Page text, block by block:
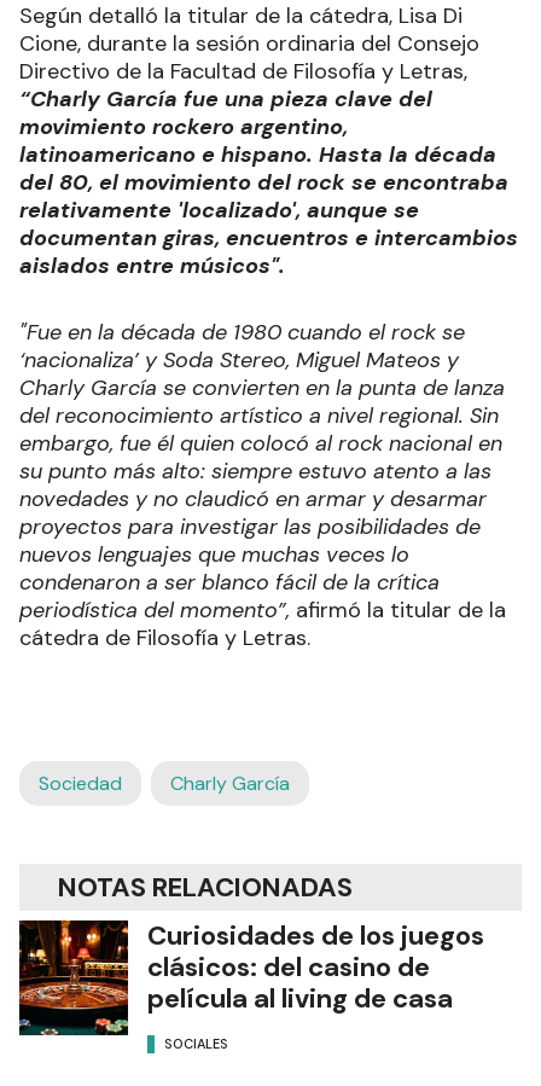
Según detalló la titular de la cátedra, Lisa Di
Cione, durante la sesión ordinaria del Consejo
Directivo de la Facultad de Filosofía y Letras,
“Charly García fue una pieza clave del
movimiento rockero argentino,
latinoamericano e hispano. Hasta la década
del 80, el movimiento del rock se encontraba
relativamente 'localizado', aunque se
documentan giras, encuentros e intercambios
aislados entre músicos".
"Fue en la década de 1980 cuando el rock se
‘nacionaliza’ y Soda Stereo, Miguel Mateos y
Charly García se convierten en la punta de lanza
del reconocimiento artístico a nivel regional. Sin
embargo, fue él quien colocó al rock nacional en
su punto más alto: siempre estuvo atento a las
novedades y no claudicó en armar y desarmar
proyectos para investigar las posibilidades de
nuevos lenguajes que muchas veces lo
condenaron a ser blanco fácil de la crítica
periodística del momento”, afirmó la titular de la
cátedra de Filosofía y Letras.
Sociedad Charly García
NOTAS RELACIONADAS
Curiosidades de los juegos
clásicos: del casino de
película al living de casa
SOCIALES